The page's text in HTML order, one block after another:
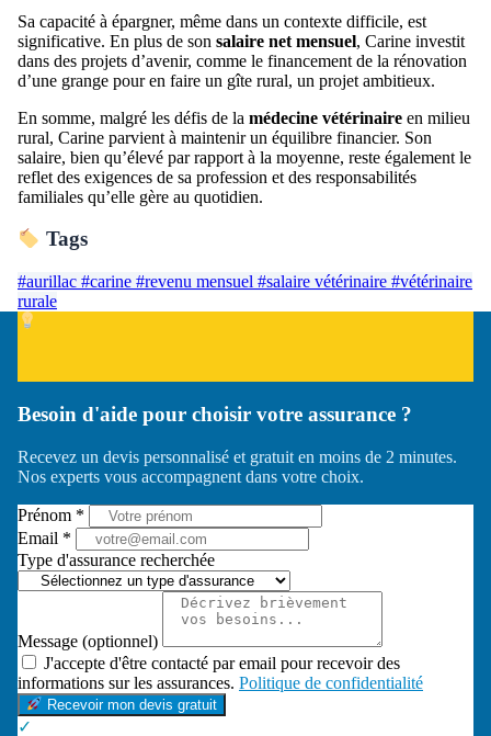
Sa capacité à épargner, même dans un contexte difficile, est
significative. En plus de son salaire net mensuel, Carine investit
dans des projets d’avenir, comme le financement de la rénovation
d’une grange pour en faire un gîte rural, un projet ambitieux.
En somme, malgré les défis de la médecine vétérinaire en milieu
rural, Carine parvient à maintenir un équilibre financier. Son
salaire, bien qu’élevé par rapport à la moyenne, reste également le
reflet des exigences de sa profession et des responsabilités
familiales qu’elle gère au quotidien.
Tags
#aurillac #carine #revenu mensuel #salaire vétérinaire #vétérinaire
rurale
Besoin d'aide pour choisir votre assurance ?
Recevez un devis personnalisé et gratuit en moins de 2 minutes.
Nos experts vous accompagnent dans votre choix.
Prénom *
Email *
Type d'assurance recherchée
Message (optionnel)
J'accepte d'être contacté par email pour recevoir des
informations sur les assurances. Politique de confidentialité
Recevoir mon devis gratuit
✓